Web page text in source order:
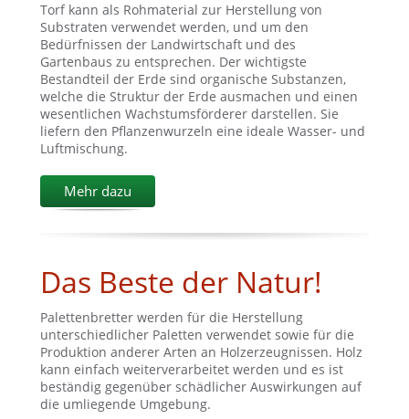
Torf kann als Rohmaterial zur Herstellung von
Substraten verwendet werden, und um den
Bedürfnissen der Landwirtschaft und des
Gartenbaus zu entsprechen. Der wichtigste
Bestandteil der Erde sind organische Substanzen,
welche die Struktur der Erde ausmachen und einen
wesentlichen Wachstumsförderer darstellen. Sie
liefern den Pflanzenwurzeln eine ideale Wasser- und
Luftmischung.
Mehr dazu
Das Beste der Natur!
Palettenbretter werden für die Herstellung
unterschiedlicher Paletten verwendet sowie für die
Produktion anderer Arten an Holzerzeugnissen. Holz
kann einfach weiterverarbeitet werden und es ist
beständig gegenüber schädlicher Auswirkungen auf
die umliegende Umgebung.